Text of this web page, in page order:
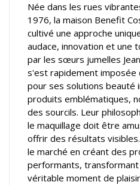
Née dans les rues
1976, la maison Benefit
cultivé une approche
audace, innovation et une
par les sœurs jumelles
s'est rapidement imposée
pour ses solutions beauté
produits emblématiques,
des sourcils. Leur
le maquillage doit être
offrir des résultats
le marché en créant des
performants,
véritable moment de